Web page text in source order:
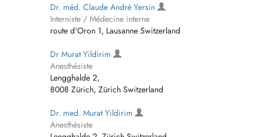
Dr. méd. Claude André Yersin
Interniste / Médecine interne
route d'Oron 1, Lausanne Switzerland
Dr Murat Yildirim
Anesthésiste
Lengghalde 2,
8008 Zürich, Zürich Switzerland
Dr. med. Murat Yildirim
Anesthésiste